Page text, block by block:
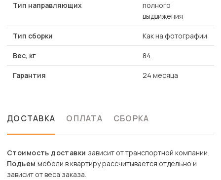
Тип направляющих
полного
выдвижения
Тип сборки Как на фотографии
Вес, кг 84
Гарантия 24 месяца
ДОСТАВКА ОПЛАТА СБОРКА
Стоимость доставки зависит от транспортной компании.
Подъем мебели в квартиру рассчитывается отдельно и
зависит от веса заказа.